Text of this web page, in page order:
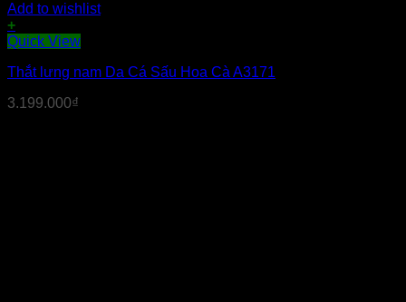
Add to wishlist
+
Quick View
Thắt lưng nam Da Cá Sấu Hoa Cà A3171
3.199.000₫